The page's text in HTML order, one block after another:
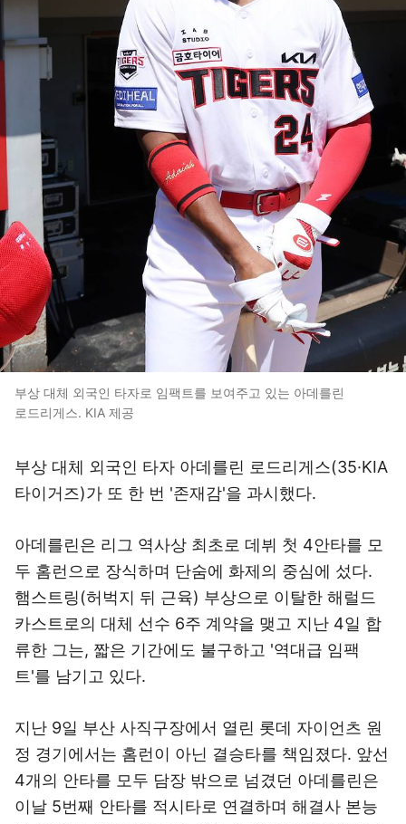
부상 대체 외국인 타자로 임팩트를 보여주고 있는 아데를린
로드리게스. KIA 제공
부상 대체 외국인 타자 아데를린 로드리게스(35·KIA
타이거즈)가 또 한 번 '존재감'을 과시했다.
아데를린은 리그 역사상 최초로 데뷔 첫 4안타를 모
두 홈런으로 장식하며 단숨에 화제의 중심에 섰다.
햄스트링(허벅지 뒤 근육) 부상으로 이탈한 해럴드
카스트로의 대체 선수 6주 계약을 맺고 지난 4일 합
류한 그는, 짧은 기간에도 불구하고 '역대급 임팩
트'를 남기고 있다.
지난 9일 부산 사직구장에서 열린 롯데 자이언츠 원
정 경기에서는 홈런이 아닌 결승타를 책임졌다. 앞선
4개의 안타를 모두 담장 밖으로 넘겼던 아데를린은
이날 5번째 안타를 적시타로 연결하며 해결사 본능